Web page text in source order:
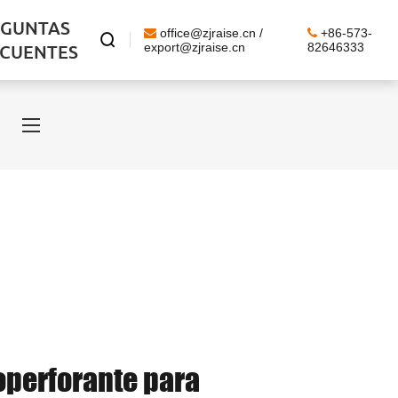

office@zjraise.cn /
export@zjraise.cn
+86-573-
82646333
para